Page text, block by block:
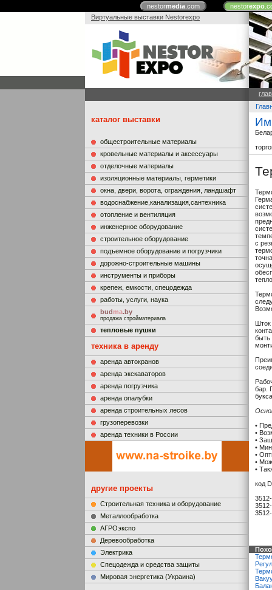
nestormedia.com nestorexpo
Виртуальные выставки Nestorexpo
каталог выставки
общестроительные материалы
кровельные материалы и аксессуары
отделочные материалы
изоляционные материалы, герметики
окна, двери, ворота, ограждения, ландшафт
водоснабжение,канализация,сантехника
отопление и вентиляция
инженерное оборудование
строительное оборудование
подъемное оборудование и погрузчики
дорожно-строительные машины
инструменты и приборы
крепеж, емкости, спецодежда
работы, услуги, наука
budma.by
продажа стройматериала
тепловые пушки
техника в аренду
аренда автокранов
аренда экскаваторов
аренда погрузчика
аренда опалубки
аренда строительных лесов
грузоперевозки
аренда техники в России
другие проекты
Строительная техника и оборудование
Металлообработка
АГРОэкспо
Деревообработка
Электрика
Cпецодежда и средства защиты
Мировая энергетика (Украина)
с
Шток
быть
бар.
•
•
•
•
•
•
•
код